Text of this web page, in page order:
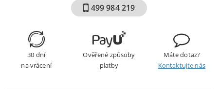
499 984 219
30 dní
na vrácení
Ověřené způsoby
platby
Máte dotaz?
Kontaktujte nás